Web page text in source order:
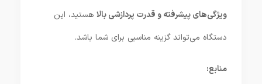
ویژگی‌های پیشرفته و قدرت پردازشی بالا هستید، این
دستگاه می‌تواند گزینه مناسبی برای شما باشد.
منابع: